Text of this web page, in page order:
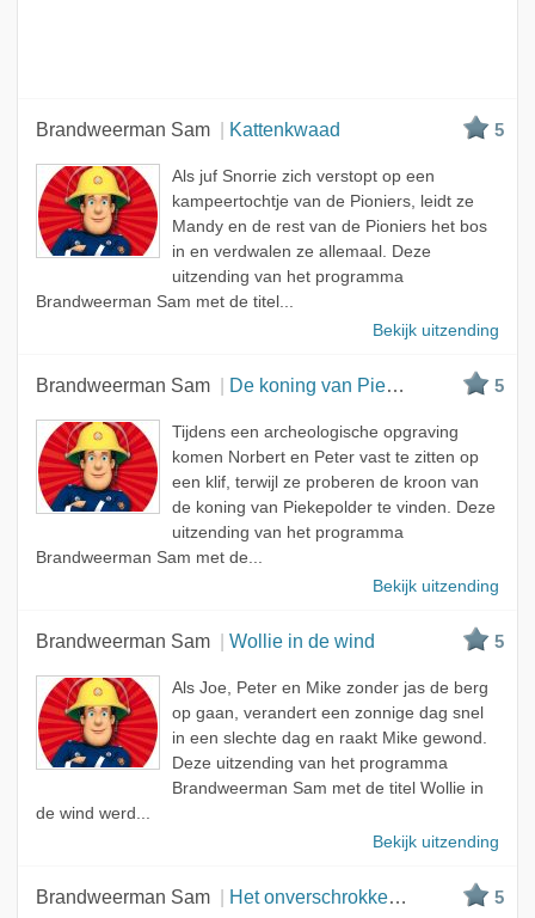
Brandweerman Sam Kattenkwaad 5
Als juf Snorrie zich verstopt op een
kampeertochtje van de Pioniers, leidt ze
Mandy en de rest van de Pioniers het bos
in en verdwalen ze allemaal. Deze
uitzending van het programma
Brandweerman Sam met de titel...
Bekijk uitzending
Brandweerman Sam De koning van Piekepolder 5
Tijdens een archeologische opgraving
komen Norbert en Peter vast te zitten op
een klif, terwijl ze proberen de kroon van
de koning van Piekepolder te vinden. Deze
uitzending van het programma
Brandweerman Sam met de...
Bekijk uitzending
Brandweerman Sam Wollie in de wind 5
Als Joe, Peter en Mike zonder jas de berg
op gaan, verandert een zonnige dag snel
in een slechte dag en raakt Mike gewond.
Deze uitzending van het programma
Brandweerman Sam met de titel Wollie in
de wind werd...
Bekijk uitzending
Brandweerman Sam Het onverschrokken vogeltje 5